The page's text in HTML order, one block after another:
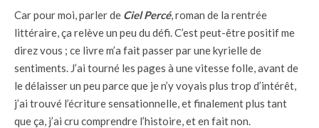
Car pour moi, parler de Ciel Percé, roman de la rentrée
littéraire, ça relève un peu du défi. C’est peut-être positif me
direz vous ; ce livre m’a fait passer par une kyrielle de
sentiments. J’ai tourné les pages à une vitesse folle, avant de
le délaisser un peu parce que je n’y voyais plus trop d’intérêt,
j’ai trouvé l’écriture sensationnelle, et finalement plus tant
que ça, j’ai cru comprendre l’histoire, et en fait non.